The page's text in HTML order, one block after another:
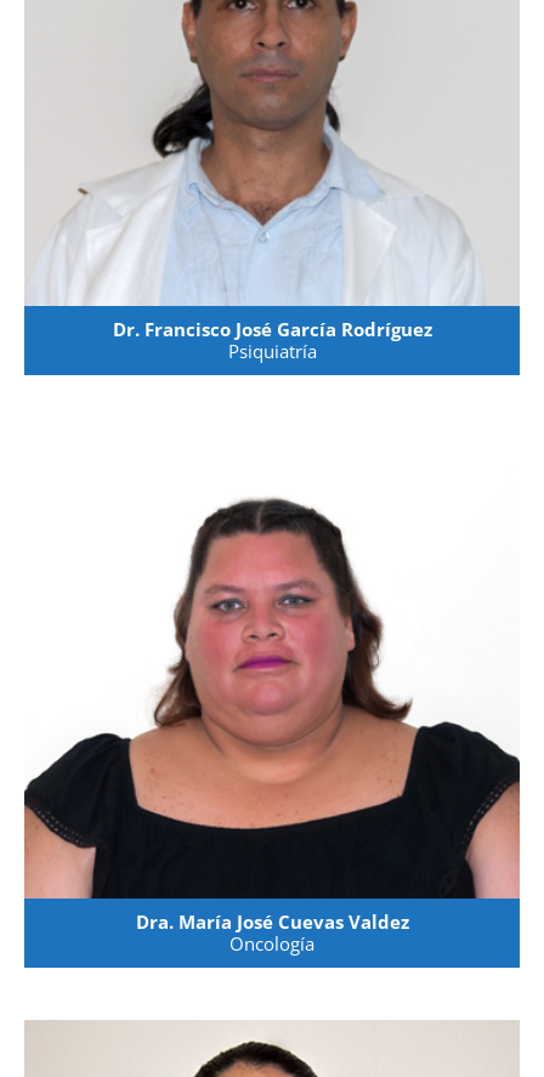
Dr. Francisco José García Rodríguez
Psiquiatría
Dra. María José Cuevas Valdez
Oncología